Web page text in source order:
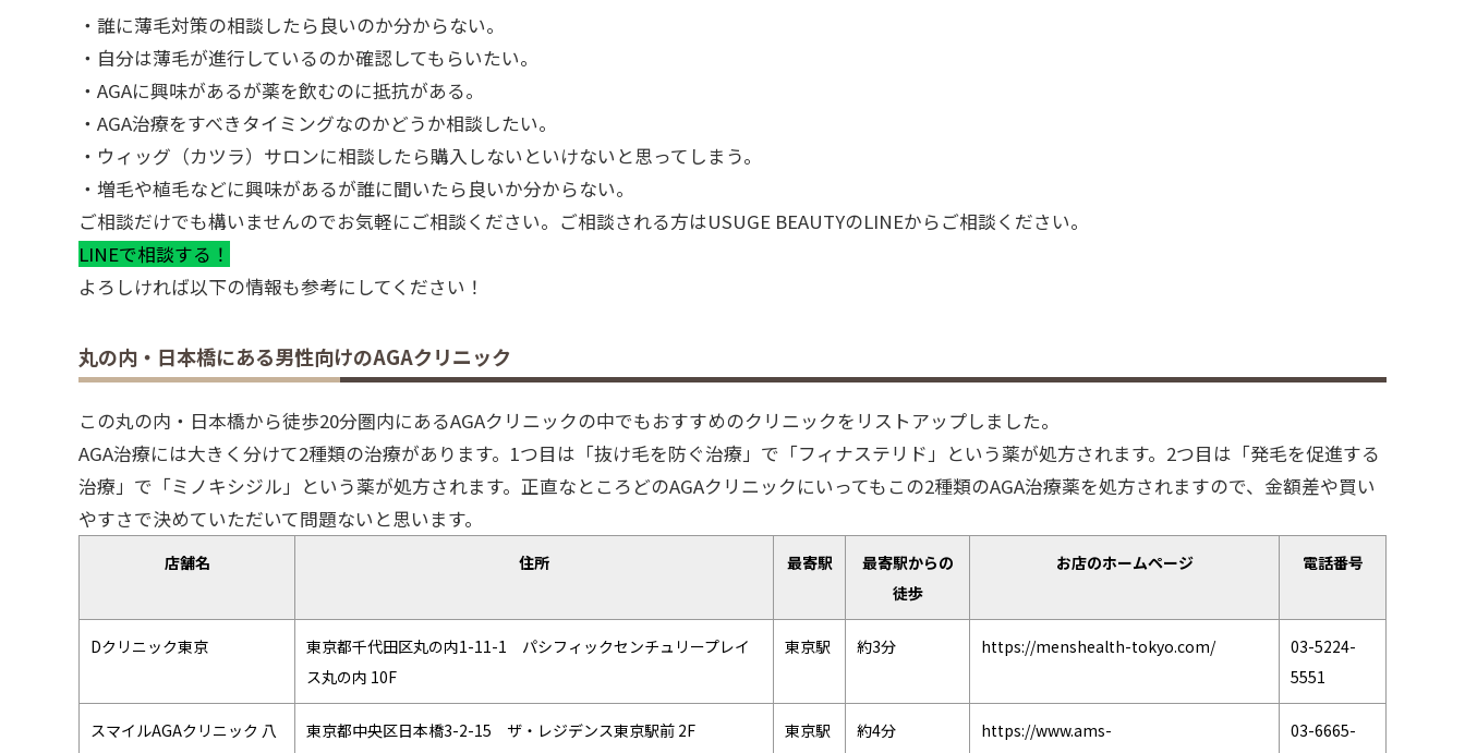
・誰に薄毛対策の相談したら良いのか分からない。
・自分は薄毛が進行しているのか確認してもらいたい。
・AGAに興味があるが薬を飲むのに抵抗がある。
・AGA治療をすべきタイミングなのかどうか相談したい。
・ウィッグ（カツラ）サロンに相談したら購入しないといけないと思ってしまう。
・増毛や植毛などに興味があるが誰に聞いたら良いか分からない。
ご相談だけでも構いませんのでお気軽にご相談ください。ご相談される方はUSUGE BEAUTYのLINEからご相談ください。
LINEで相談する！
よろしければ以下の情報も参考にしてください！
丸の内・日本橋にある男性向けのAGAクリニック
この丸の内・日本橋から徒歩20分圏内にあるAGAクリニックの中でもおすすめのクリニックをリストアップしました。
AGA治療には大きく分けて2種類の治療があります。1つ目は「抜け毛を防ぐ治療」で「フィナステリド」という薬が処方されます。2つ目は「発毛を促進する
治療」で「ミノキシジル」という薬が処方されます。正直なところどのAGAクリニックにいってもこの2種類のAGA治療薬を処方されますので、金額差や買い
やすさで決めていただいて問題ないと思います。
店舗名 住所 最寄駅
最寄駅からの
徒歩
お店のホームページ 電話番号
Dクリニック東京
東京都千代田区丸の内1-11-1 パシフィックセンチュリープレイ
ス丸の内 10F
東京駅 約3分 https://menshealth-tokyo.com/
03-5224-
5551
スマイルAGAクリニック 八
東京都中央区日本橋3-2-15 ザ・レジデンス東京駅前 2F 東京駅 約4分
https://www.ams-
03-6665-